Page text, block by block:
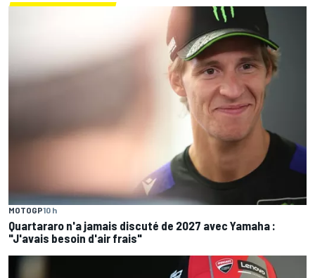
MOTOGP10 h
Quartararo n'a jamais discuté de 2027 avec Yamaha :
"J'avais besoin d'air frais"